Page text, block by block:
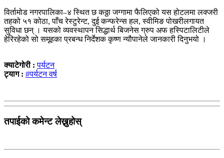
विर्तामोड नगरपालिका–४ स्थित छ कठ्ठा जग्गामा फैलिएको यस होटलमा लक्जरी
तहको ५१ कोठा, पाँच रेस्टुरेन्ट, दुई कन्फरेन्स हल, स्वीमिङ पोखरीलगायत
सुविधा छन् । यसको व्यवस्थापन सिद्धार्थ बिजनेस ग्रुप अफ हस्पिटालिटीले
हेरिरहेको सो समूहका प्रबन्ध निर्देशक कृष्ण न्यौपानेले जानकारी दिनुभयो ।
क्याटेगोरी :पर्यटन
ट्याग : #पर्यटन वर्ष
तपाईको कमेन्ट लेख्नुहोस्